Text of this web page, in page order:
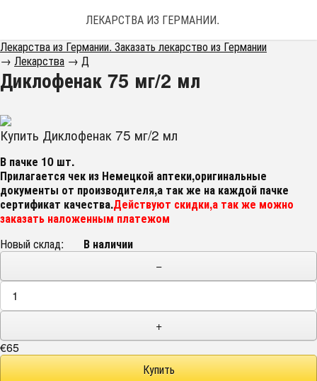
ЛЕКАРСТВА ИЗ ГЕРМАНИИ. ЗАКАЗАТЬ
Лекарства из Германии. Заказать лекарство из Германии
→ Лекарства → Д
Диклофенак 75 мг/2 мл
Купить Диклофенак 75 мг/2 мл
В пачке 10 шт.
Прилагается чек из Немецкой аптеки,оригинальные
документы от производителя,а так же на каждой пачке
сертификат качества.Действуют скидки,а так же можно
заказать наложенным платежом
Новый склад:
В наличии
−
+
€65